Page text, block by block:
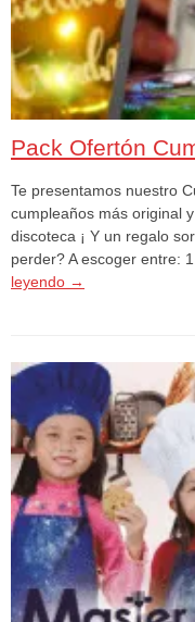
Pack Ofertón
Te presentamos nuestro
cumpleaños más original
discoteca ¡ Y un regalo
perder? A escoger entre:
leyendo →